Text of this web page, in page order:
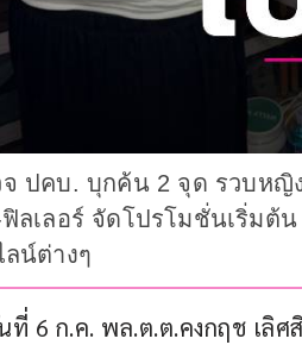
จ ปคบ. บุกค้น 2 จุด รวบหญิ
ลเลอร์ จัดโปรโมชั่นเริ่มต้
ลน์ต่างๆ
ที่ 6 ก.ค. พล.ต.ต.คงกฤช เลิ